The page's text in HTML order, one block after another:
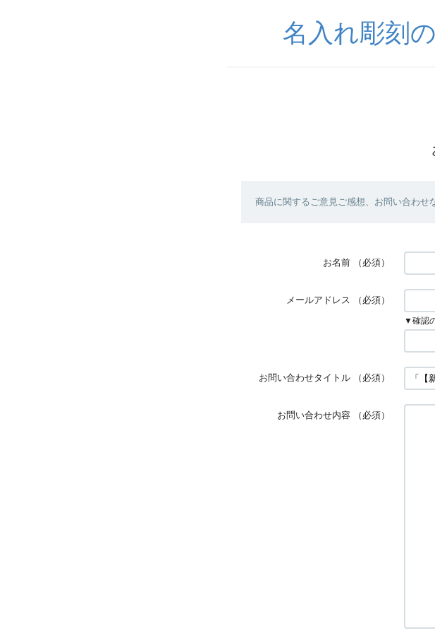
名入れ彫刻
商品に関するご意見ご感想、お問い合わせ
お名前 （必須）
メールアドレス （必須）
▼確認
お問い合わせタイトル （必須）
お問い合わせ内容 （必須）